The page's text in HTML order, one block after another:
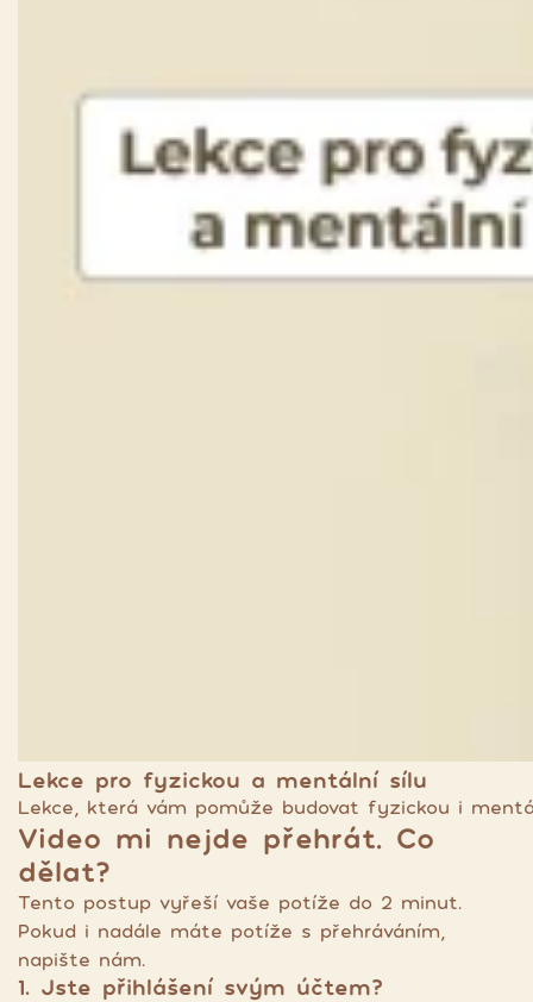
Lekce pro fyzickou a mentální sílu
Lekce, která vám pomůže budovat fyzickou i
Video mi nejde přehrát. Co
dělat?
Tento postup vyřeší vaše potíže do 2 minut.
Pokud i nadále máte potíže s přehráváním,
napište nám.
1. Jste přihlášení svým účtem?